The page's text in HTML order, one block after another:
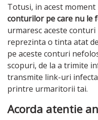
Totusi, in acest
conturilor pe care nu le
urmaresc aceste
reprezinta o tinta atat
pe aceste conturi
scopuri, de la a trimite
transmite link-uri
printre urmaritorii tai.
Acorda atentie